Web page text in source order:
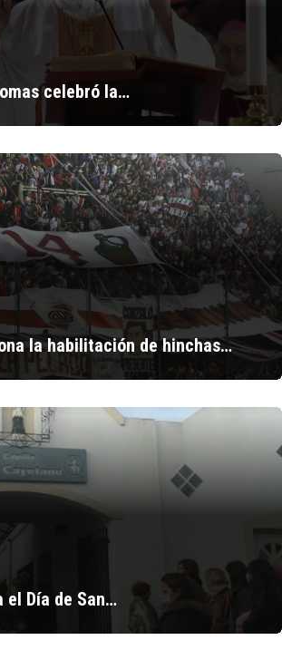
celebró la…
la habilitación de hinchas…
el Día de San…